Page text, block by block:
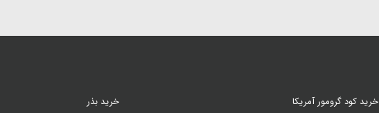
خرید کود گرومور آمریکا خرید بذر